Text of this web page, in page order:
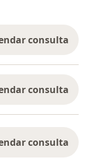
consulta
consulta
consulta